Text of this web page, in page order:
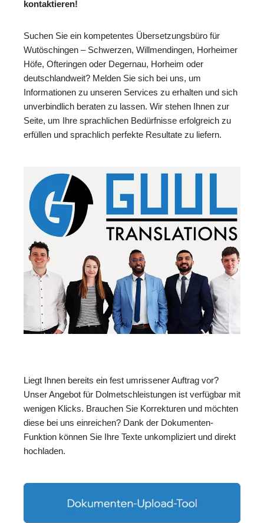
kontaktieren!
Suchen Sie ein kompetentes Übersetzungsbüro für
Wutöschingen – Schwerzen, Willmendingen, Horheimer
Höfe, Ofteringen oder Degernau, Horheim oder
deutschlandweit? Melden Sie sich bei uns, um
Informationen zu unseren Services zu erhalten und sich
unverbindlich beraten zu lassen. Wir stehen Ihnen zur
Seite, um Ihre sprachlichen Bedürfnisse erfolgreich zu
erfüllen und sprachlich perfekte Resultate zu liefern.
Liegt Ihnen bereits ein fest umrissener Auftrag vor?
Unser Angebot für Dolmetschleistungen ist verfügbar mit
wenigen Klicks. Brauchen Sie Korrekturen und möchten
diese bei uns einreichen? Dank der Dokumenten-
Funktion können Sie Ihre Texte unkompliziert und direkt
hochladen.